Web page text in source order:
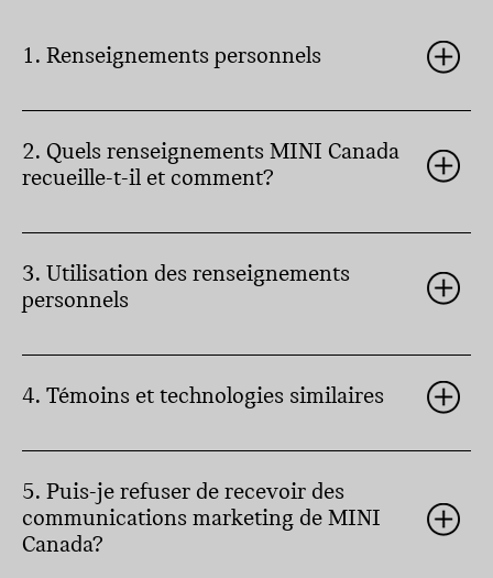
1. Renseignements personnels
2. Quels renseignements MINI Canada
recueille-t-il et comment?
3. Utilisation des renseignements
personnels
4. Témoins et technologies similaires
5. Puis-je refuser de recevoir des
communications marketing de MINI
Canada?